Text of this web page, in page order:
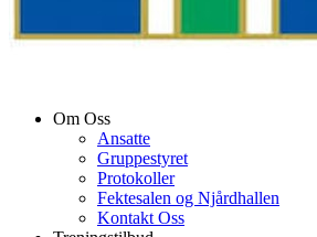
Om Oss
Ansatte
Gruppestyret
Protokoller
Fektesalen og Njårdhallen
Kontakt Oss